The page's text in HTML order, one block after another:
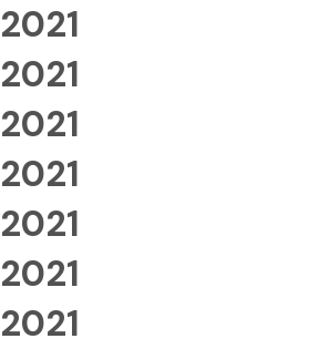
2021
2021
2021
2021
2021
2021
2021